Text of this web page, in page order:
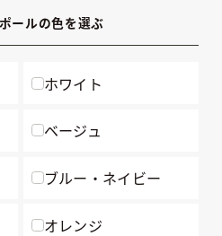
ールの色を選ぶ
ホワイト
ベージュ
ブルー・ネイビー
オレンジ